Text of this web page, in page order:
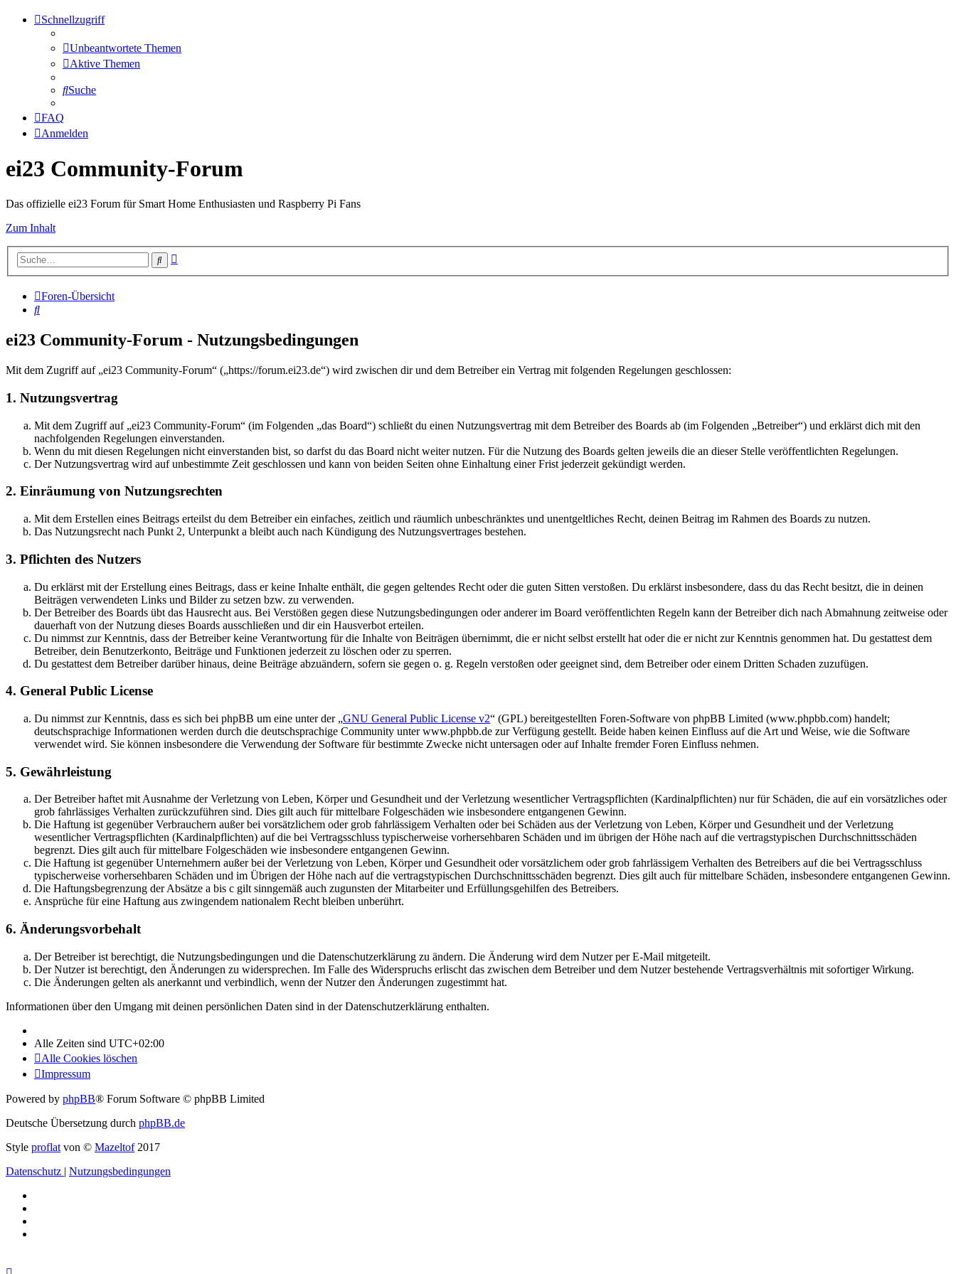
Schnellzugriff
Unbeantwortete Themen
Aktive Themen
Suche
FAQ
Anmelden
ei23 Community-Forum
Das offizielle ei23 Forum für Smart Home Enthusiasten und Raspberry Pi Fans
Zum Inhalt
Suche
Foren-Übersicht
Suche
ei23 Community-Forum - Nutzungsbedingungen
Mit dem Zugriff auf „ei23 Community-Forum“ („https://forum.ei23.de“) wird zwischen dir und dem Betreiber ein Vertrag mit folgenden Regelungen geschlossen:
1. Nutzungsvertrag
Mit dem Zugriff auf „ei23 Community-Forum“ (im Folgenden „das Board“) schließt du einen Nutzungsvertrag mit dem Betreiber des Boards ab (im Folgenden „Betreiber“) und erklärst dich mit den
nachfolgenden Regelungen einverstanden.
Wenn du mit diesen Regelungen nicht einverstanden bist, so darfst du das Board nicht weiter nutzen. Für die Nutzung des Boards gelten jeweils die an dieser Stelle veröffentlichten Regelungen.
Der Nutzungsvertrag wird auf unbestimmte Zeit geschlossen und kann von beiden Seiten ohne Einhaltung einer Frist jederzeit gekündigt werden.
2. Einräumung von Nutzungsrechten
Mit dem Erstellen eines Beitrags erteilst du dem Betreiber ein einfaches, zeitlich und räumlich unbeschränktes und unentgeltliches Recht, deinen Beitrag im Rahmen des Boards zu nutzen.
Das Nutzungsrecht nach Punkt 2, Unterpunkt a bleibt auch nach Kündigung des Nutzungsvertrages bestehen.
3. Pflichten des Nutzers
Du erklärst mit der Erstellung eines Beitrags, dass er keine Inhalte enthält, die gegen geltendes Recht oder die guten Sitten verstoßen. Du erklärst insbesondere, dass du das Recht besitzt, die in deinen
Beiträgen verwendeten Links und Bilder zu setzen bzw. zu verwenden.
Der Betreiber des Boards übt das Hausrecht aus. Bei Verstößen gegen diese Nutzungsbedingungen oder anderer im Board veröffentlichten Regeln kann der Betreiber dich nach Abmahnung zeitweise oder
dauerhaft von der Nutzung dieses Boards ausschließen und dir ein Hausverbot erteilen.
Du nimmst zur Kenntnis, dass der Betreiber keine Verantwortung für die Inhalte von Beiträgen übernimmt, die er nicht selbst erstellt hat oder die er nicht zur Kenntnis genommen hat. Du gestattest dem
Betreiber, dein Benutzerkonto, Beiträge und Funktionen jederzeit zu löschen oder zu sperren.
Du gestattest dem Betreiber darüber hinaus, deine Beiträge abzuändern, sofern sie gegen o. g. Regeln verstoßen oder geeignet sind, dem Betreiber oder einem Dritten Schaden zuzufügen.
4. General Public License
Du nimmst zur Kenntnis, dass es sich bei phpBB um eine unter der „GNU General Public License v2“ (GPL) bereitgestellten Foren-Software von phpBB Limited (www.phpbb.com) handelt;
deutschsprachige Informationen werden durch die deutschsprachige Community unter www.phpbb.de zur Verfügung gestellt. Beide haben keinen Einfluss auf die Art und Weise, wie die Software
verwendet wird. Sie können insbesondere die Verwendung der Software für bestimmte Zwecke nicht untersagen oder auf Inhalte fremder Foren Einfluss nehmen.
5. Gewährleistung
Der Betreiber haftet mit Ausnahme der Verletzung von Leben, Körper und Gesundheit und der Verletzung wesentlicher Vertragspflichten (Kardinalpflichten) nur für Schäden, die auf ein vorsätzliches oder
grob fahrlässiges Verhalten zurückzuführen sind. Dies gilt auch für mittelbare Folgeschäden wie insbesondere entgangenen Gewinn.
Die Haftung ist gegenüber Verbrauchern außer bei vorsätzlichem oder grob fahrlässigem Verhalten oder bei Schäden aus der Verletzung von Leben, Körper und Gesundheit und der Verletzung
wesentlicher Vertragspflichten (Kardinalpflichten) auf die bei Vertragsschluss typischerweise vorhersehbaren Schäden und im übrigen der Höhe nach auf die vertragstypischen Durchschnittsschäden
begrenzt. Dies gilt auch für mittelbare Folgeschäden wie insbesondere entgangenen Gewinn.
Die Haftung ist gegenüber Unternehmern außer bei der Verletzung von Leben, Körper und Gesundheit oder vorsätzlichem oder grob fahrlässigem Verhalten des Betreibers auf die bei Vertragsschluss
typischerweise vorhersehbaren Schäden und im Übrigen der Höhe nach auf die vertragstypischen Durchschnittsschäden begrenzt. Dies gilt auch für mittelbare Schäden, insbesondere entgangenen Gewinn.
Die Haftungsbegrenzung der Absätze a bis c gilt sinngemäß auch zugunsten der Mitarbeiter und Erfüllungsgehilfen des Betreibers.
Ansprüche für eine Haftung aus zwingendem nationalem Recht bleiben unberührt.
6. Änderungsvorbehalt
Der Betreiber ist berechtigt, die Nutzungsbedingungen und die Datenschutzerklärung zu ändern. Die Änderung wird dem Nutzer per E-Mail mitgeteilt.
Der Nutzer ist berechtigt, den Änderungen zu widersprechen. Im Falle des Widerspruchs erlischt das zwischen dem Betreiber und dem Nutzer bestehende Vertragsverhältnis mit sofortiger Wirkung.
Die Änderungen gelten als anerkannt und verbindlich, wenn der Nutzer den Änderungen zugestimmt hat.
Informationen über den Umgang mit deinen persönlichen Daten sind in der Datenschutzerklärung enthalten.
Alle Zeiten sind UTC+02:00
Alle Cookies löschen
Impressum
Powered by phpBB® Forum Software © phpBB Limited
Deutsche Übersetzung durch phpBB.de
Style proflat von © Mazeltof2017
Datenschutz | Nutzungsbedingungen